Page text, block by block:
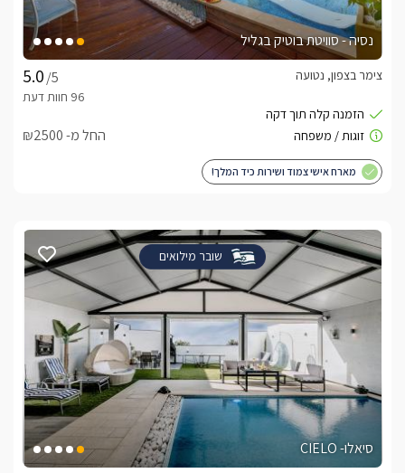
נסיה - סוויטת בוטיק בגליל
/5
צימר בצפון, נטועה
החל מ- ₪2500
מארח אישי צמוד ושירות כיד המלך!
שובר מילואים
סיאלו- CIELO